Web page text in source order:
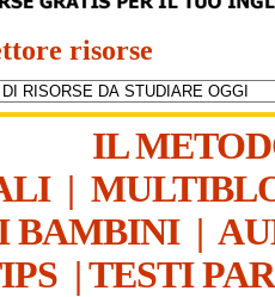
risorse
IL
|
BAMBINI|
| TESTI